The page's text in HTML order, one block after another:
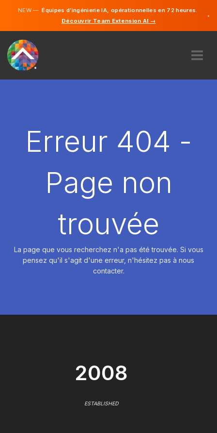
NEW —Équipes d’ingénierie IA, opérationnelles en 72 heures.
Découvrir Team Extension AI →
×
DÉMARRER
Erreur 404 -
Page non
trouvée
La page que vous recherchez n'a pas été trouvée. Si vous
pensez qu'il s'agit d'une erreur, n'hésitez pas à nous
contacter.
2008
ESTABLISHED